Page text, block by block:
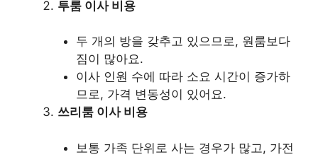
투룸 이사 비용
두 개의 방을 갖추고 있으므로, 원룸보다
짐이 많아요.
이사 인원 수에 따라 소요 시간이 증가하
므로, 가격 변동성이 있어요.
쓰리룸 이사 비용
보통 가족 단위로 사는 경우가 많고, 가전